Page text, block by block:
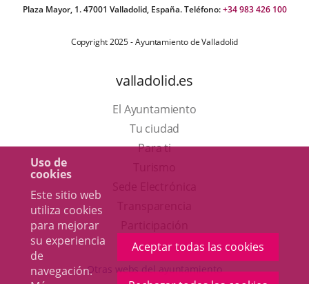
Uso de
cookies
Este sitio web
utiliza cookies
para mejorar
su experiencia
de
navegación.
Aceptar todas las cookies
Plaza Mayor, 1. 47001 Valladolid, España. Teléfono:+34 983 426 100
Copyright 2025 - Ayuntamiento de Valladolid
valladolid.es
El Ayuntamiento
Tu ciudad
Para ti
en
una
aplicación
externa.
Otras webs del ayuntamiento